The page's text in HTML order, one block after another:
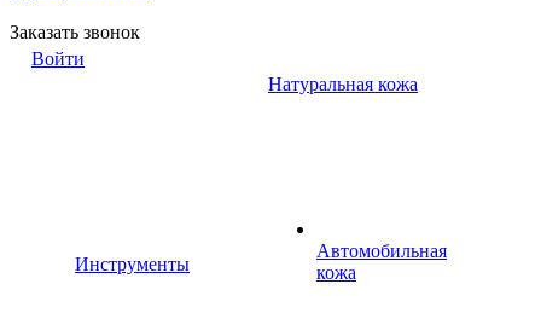
Заказать звонок
Войти
Инструменты
Натуральная кожа
Автомобильная
кожа